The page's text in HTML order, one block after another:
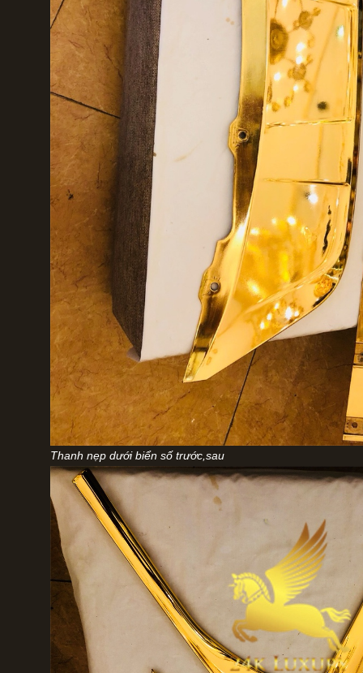
Thanh nẹp dưới biển số trước,sau